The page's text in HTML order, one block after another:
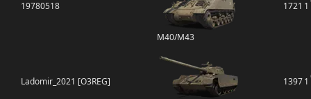
19780518
M40/M43
1721 1
Ladomir_2021 [O3REG] 13971